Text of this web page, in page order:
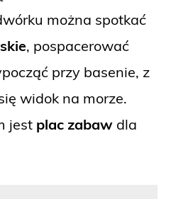
można spotkać
, pospacerować
przy basenie, z
widok na morze.
jest plac zabaw dla